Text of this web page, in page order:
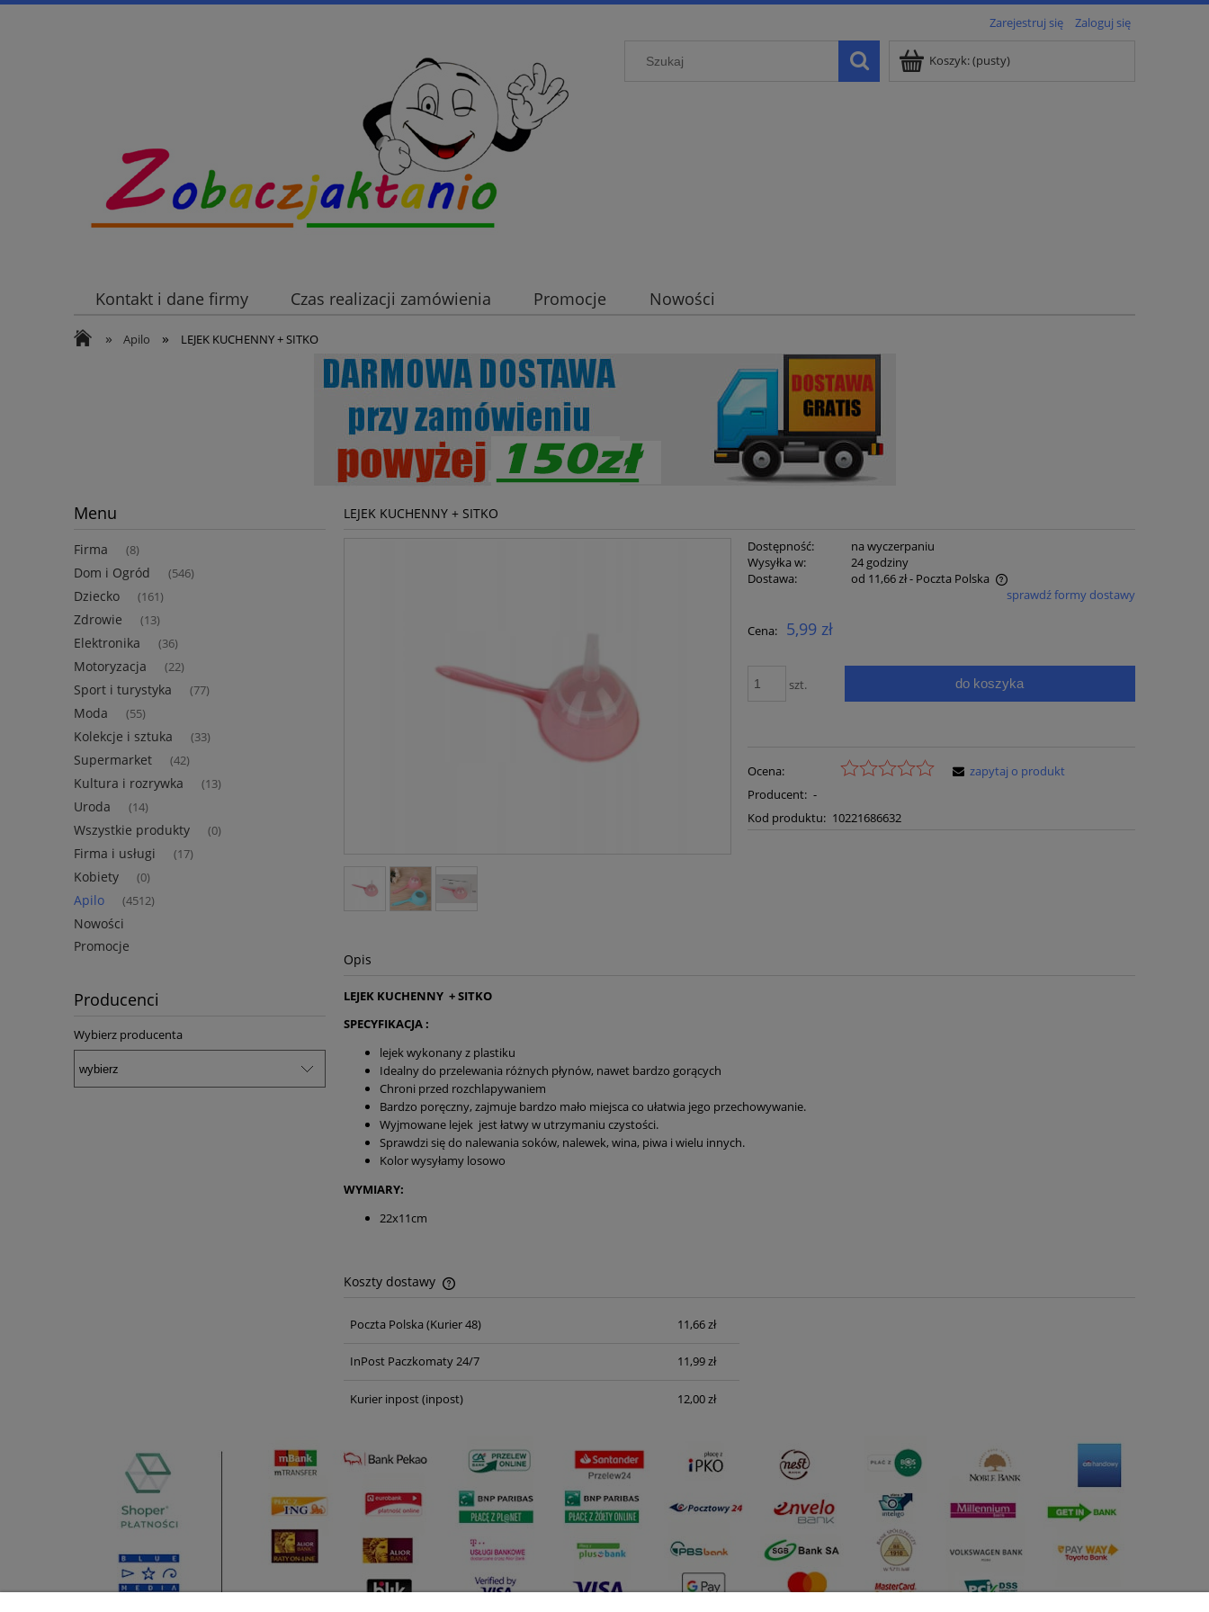
Zarejestruj się Zaloguj się
Koszyk:(pusty)
Kontakt i dane firmy Czas realizacji zamówienia Promocje Nowości
» Apilo » LEJEK KUCHENNY + SITKO
Menu
Firma (8)
Dom i Ogród (546)
Dziecko (161)
Zdrowie (13)
Elektronika (36)
Motoryzacja (22)
Sport i turystyka (77)
Moda (55)
Kolekcje i sztuka (33)
Supermarket (42)
Kultura i rozrywka (13)
Uroda (14)
Wszystkie produkty (0)
Firma i usługi (17)
Kobiety (0)
Apilo (4512)
Nowości
Promocje
Producenci
Wybierz producenta
LEJEK KUCHENNY + SITKO
Dostępność:
na wyczerpaniu
Wysyłka w:
24 godziny
Dostawa:
od 11,66 zł- Poczta Polska
płatności
sprawdź formy dostawy
Cena: 5,99 zł
szt. do koszyka
Ocena:
Producent: -
Kod produktu: 10221686632
zapytaj o produkt
Opis
LEJEK KUCHENNY + SITKO
SPECYFIKACJA :
lejek wykonany z plastiku
Idealny do przelewania różnych płynów, nawet bardzo gorących
Chroni przed rozchlapywaniem
Bardzo poręczny, zajmuje bardzo mało miejsca co ułatwia jego przechowywanie.
Wyjmowane lejek jest łatwy w utrzymaniu czystości.
Sprawdzi się do nalewania soków, nalewek, wina, piwa i wielu innych.
Kolor wysyłamy losowo
WYMIARY:
22x11cm
Koszty dostawy
Cena nie zawiera ewentualnych kosztów
Poczta Polska (Kurier 48) 11,66 zł
InPost Paczkomaty 24/7 11,99 zł
Kurier inpost(inpost) 12,00 zł